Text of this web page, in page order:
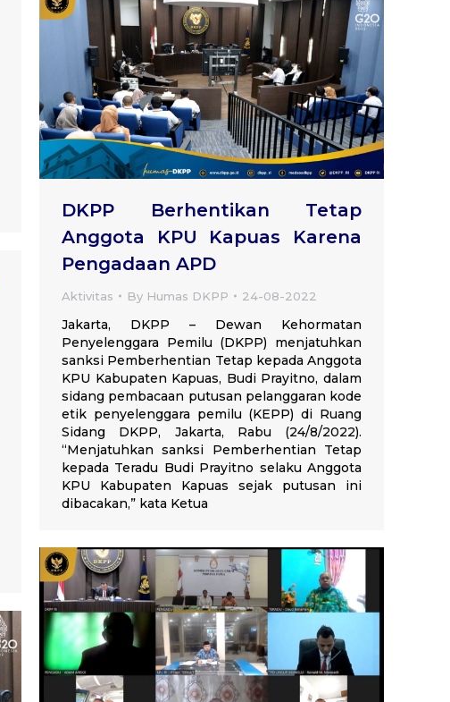
DKPP Berhentikan Tetap
Anggota KPU Kapuas Karena
Pengadaan APD
Aktivitas By Humas DKPP 24-08-2022
Jakarta, DKPP – Dewan Kehormatan
Penyelenggara Pemilu (DKPP) menjatuhkan
sanksi Pemberhentian Tetap kepada Anggota
KPU Kabupaten Kapuas, Budi Prayitno, dalam
sidang pembacaan putusan pelanggaran kode
etik penyelenggara pemilu (KEPP) di Ruang
Sidang DKPP, Jakarta, Rabu (24/8/2022).
“Menjatuhkan sanksi Pemberhentian Tetap
kepada Teradu Budi Prayitno selaku Anggota
KPU Kabupaten Kapuas sejak putusan ini
dibacakan,” kata Ketua